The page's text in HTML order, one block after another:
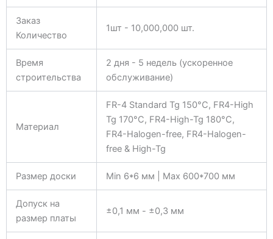
Заказ
Количество
1шт - 10,000,000 шт.
Время
строительства
2 дня - 5 недель (ускоренное
обслуживание)
Материал
FR-4 Standard Tg 150°C, FR4-High
Tg 170°C, FR4-High-Tg 180°C,
FR4-Halogen-free, FR4-Halogen-
free & High-Tg
Размер доски Min 6*6 мм | Max 600*700 мм
Допуск на
размер платы
±0,1 мм - ±0,3 мм